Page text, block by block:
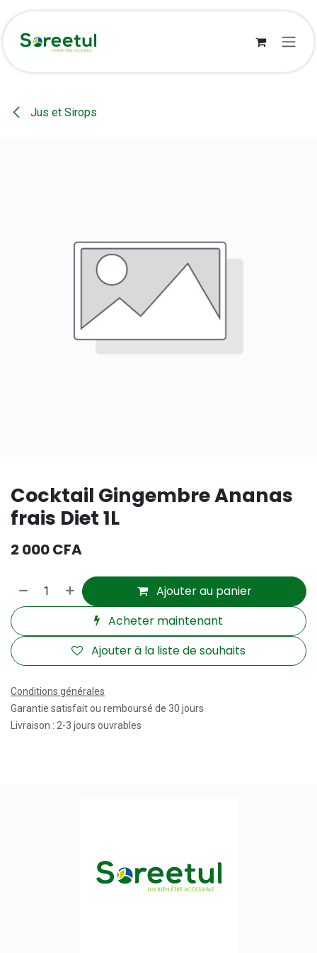
Se rendre au contenu
Jus et Sirops
Cocktail Gingembre Ananas
frais Diet 1L
2 000CFA
Ajouter au panier
Acheter maintenant
Ajouter à la liste de souhaits
Conditions générales
Garantie satisfait ou remboursé de 30 jours
Livraison : 2-3 jours ouvrables